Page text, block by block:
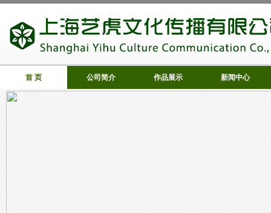
首 页 公司简介 作品展示 新闻中心